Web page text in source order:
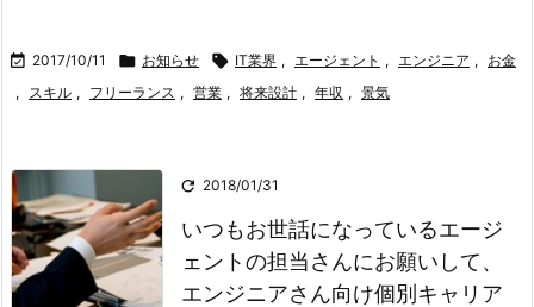

検索
 2017/10/11  お知らせ  IT業界 , エージェント , エンジニア , お金
, スキル , フリーランス , 営業 , 将来設計 , 年収 , 景気
 2018/01/31
いつもお世話になっているエージ
ェントの担当さんにお願いして、
エンジニアさん向け個別キャリア